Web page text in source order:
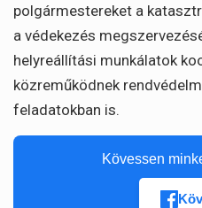
polgármestereket a
a védekezés
helyreállítási munkálatok
közreműködnek
feladatokban is.
Kövessen